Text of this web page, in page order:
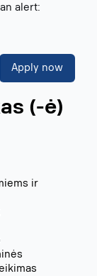
alert:
Apply now
(-ė)
ir